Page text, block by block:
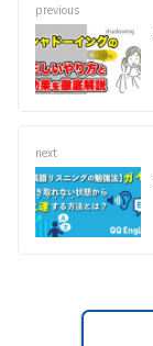
previous
next